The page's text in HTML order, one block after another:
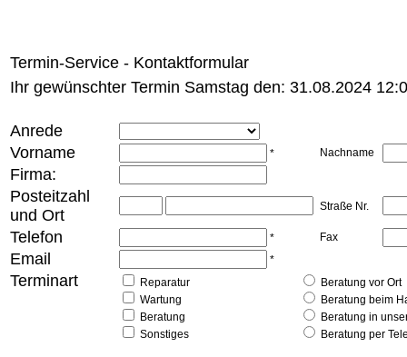
Termin-Service - Kontaktformular
Ihr gewünschter Termin Samstag den: 31.08.2024
Anrede
Vorname
* Nachname
Firma:
Posteitzahl
und Ort
Straße Nr.
Telefon * Fax
Email *
Terminart
Reparatur
Wartung
Beratung
Sonstiges
Beratung vor Ort
Beratung beim
Beratung in
Beratung per